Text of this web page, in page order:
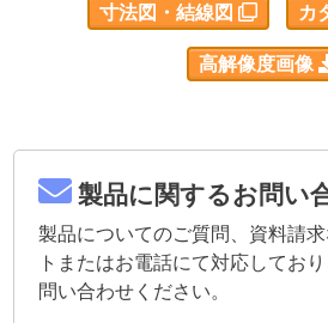
寸法図・結線図 カ
高解像度画像
製品に関するお問い
製品についてのご質問、資料請
トまたはお電話にて対応してお
問い合わせください。